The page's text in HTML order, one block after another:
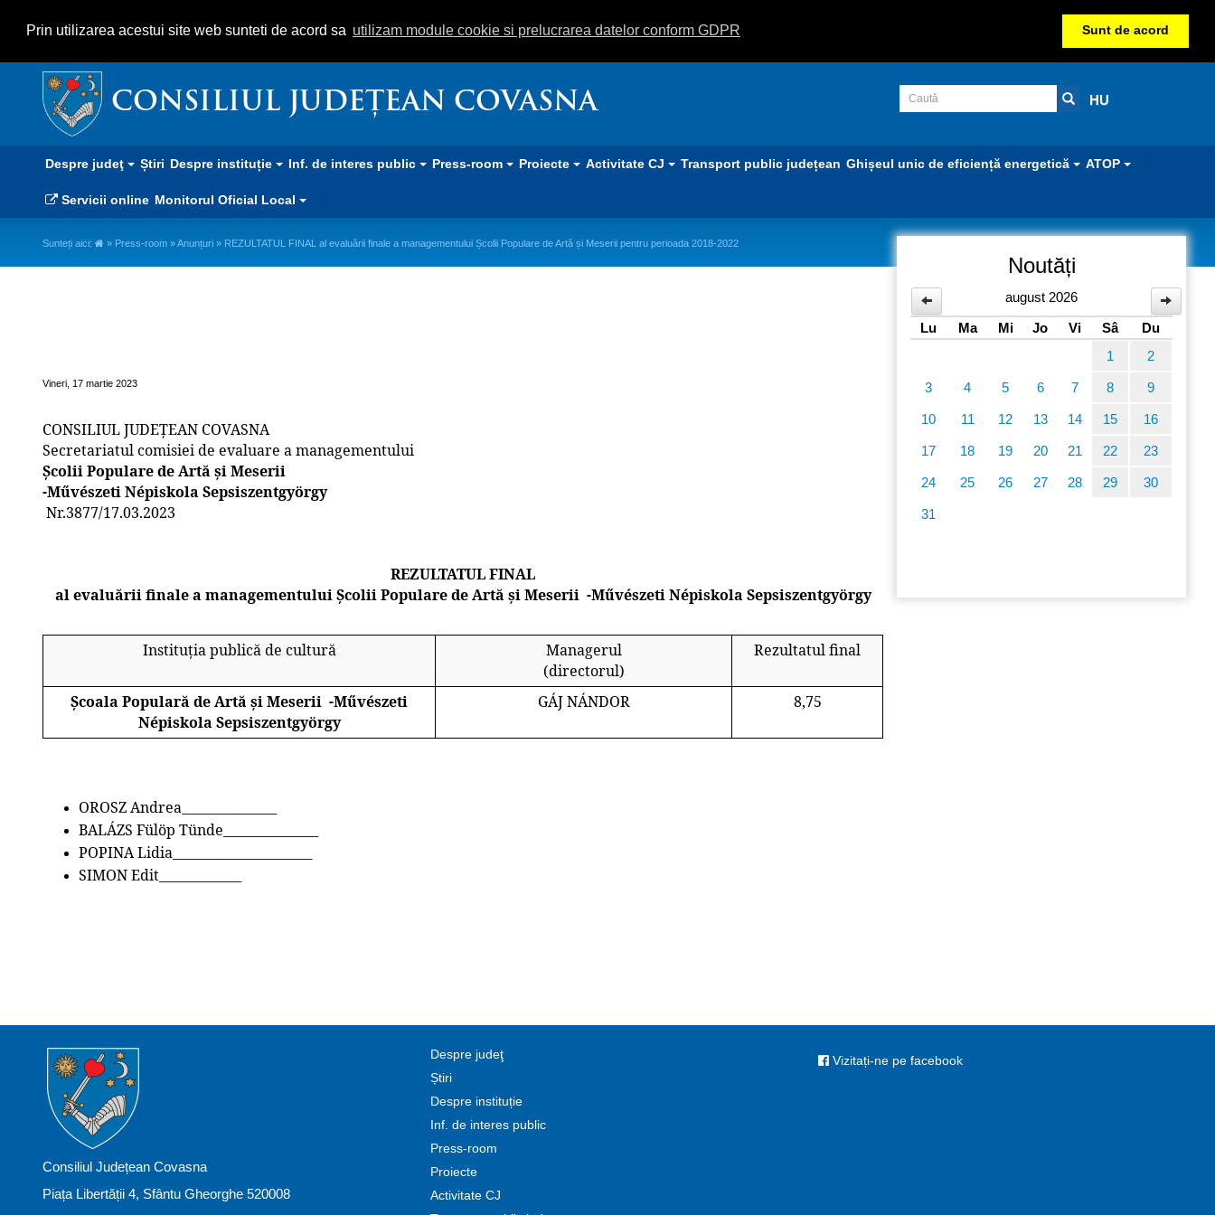
Prin utilizarea acestui site web sunteti de acord sa utilizam module cookie si prelucrarea datelor conform GDPR Sunt de acord
CONSILIUL JUDEȚEAN COVASNA HU
Despre judeţ Știri Despre instituție Inf. de interes public Press-room Proiecte Activitate CJ Transport public județean Ghișeul unic de eficiență energetică ATOP
Servicii online Monitorul Oficial Local
Sunteți aici: » Press-room »Anunțuri » REZULTATUL FINAL al evaluării finale a managementului Școlii Populare de Artă și Meserii pentru perioada 2018-2022
Vineri, 17 martie 2023
CONSILIUL JUDEȚEAN COVASNA
Secretariatul comisiei de evaluare a managementului
Școlii Populare de Artă și Meserii
-Művészeti Népiskola Sepsiszentgyörgy
Nr.3877/17.03.2023
REZULTATUL FINAL
al evaluării finale a managementului Școlii Populare de Artă și Meserii -Művészeti Népiskola Sepsiszentgyörgy
Instituția publică de cultură
Managerul
(directorul)
Rezultatul final
Școala Populară de Artă și Meserii -Művészeti
Népiskola Sepsiszentgyörgy
GÁJ NÁNDOR 8,75
OROSZ Andrea
BALÁZS Fülöp Tünde
POPINA Lidia______________________
SIMON Edit_____________
Noutăți
august 2026
Lu
Ma Mi Jo Vi Sâ
Du
1
2
3 4 5 6 7 8 9
10 11 12 13 14 15 16
17 18 19 20 21 22 23
24 25 26 27 28 29 30
31
Consiliul Județean Covasna
Piața Libertății 4, Sfântu Gheorghe 520008
Despre judeţ
Știri
Despre instituție
Inf. de interes public
Press-room
Proiecte
Activitate CJ
Vizitați-ne pe facebook